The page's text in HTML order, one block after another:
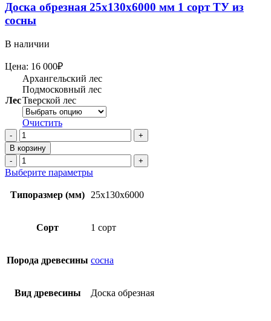
Доска обрезная 25х130х6000 мм 1 сорт ТУ из
сосны
В наличии
Цена: 16 000₽
Лес
Архангельский лес
Подмосковный лес
Тверской лес
Очистить
Количество
товара
Доска
обрезная
25х130х6000
1
В корзину
Количество
товара
Доска
обрезная
25х130х6000
из
сосны
Выберите параметрыЭтот
имеет
Опции
на
Типоразмер (мм) 25x130x6000
Сорт 1 сорт
Порода древесины сосна
Вид древесины Доска обрезная